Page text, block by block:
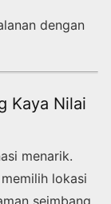
dengan
Kaya Nilai
menarik.
lokasi
seimbang